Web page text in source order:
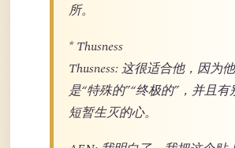
所。
* Thusness
Thusness: 这很适合他，因为
是“特殊的”“终极的”，并且
短暂生灭的心。